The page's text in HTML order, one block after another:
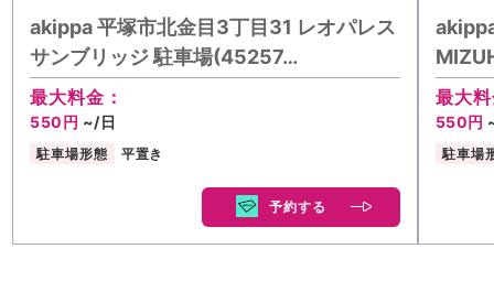
akippa 平塚市北金目3丁目31 レオパレス
サンブリッジ 駐車場(45257…
最大料金：
550円 ~/日
駐車場形態 平置き
予約する
最大
550円
駐車場